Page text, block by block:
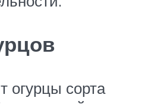
огурцы сорта